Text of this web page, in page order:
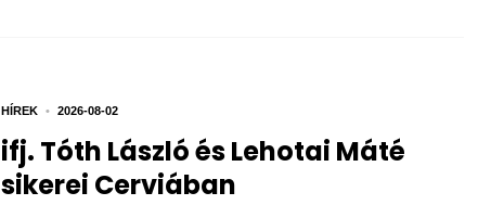
HÍREK • 2026-08-02
ifj. Tóth László és Lehotai Máté
sikerei Cerviában